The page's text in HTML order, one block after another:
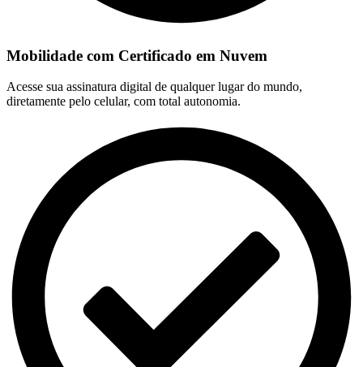
Mobilidade com Certificado em Nuvem
Acesse sua assinatura digital de qualquer lugar do mundo,
diretamente pelo celular, com total autonomia.